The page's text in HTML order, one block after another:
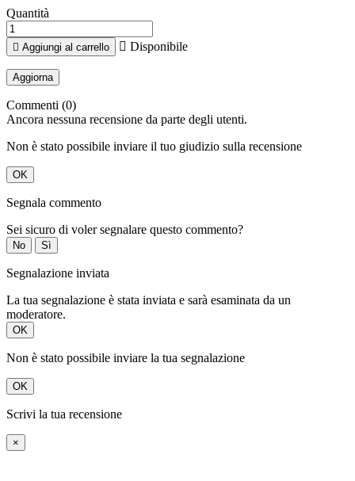
Quantità
 Aggiungi al carrello  Disponibile
Commenti (0)
Ancora nessuna recensione da parte degli utenti.
Non è stato possibile inviare il tuo giudizio sulla recensione
OK
Segnala commento
Sei sicuro di voler segnalare questo commento?
No Sì
Segnalazione inviata
La tua segnalazione è stata inviata e sarà esaminata da un
moderatore.
OK
Non è stato possibile inviare la tua segnalazione
OK
Scrivi la tua recensione
×